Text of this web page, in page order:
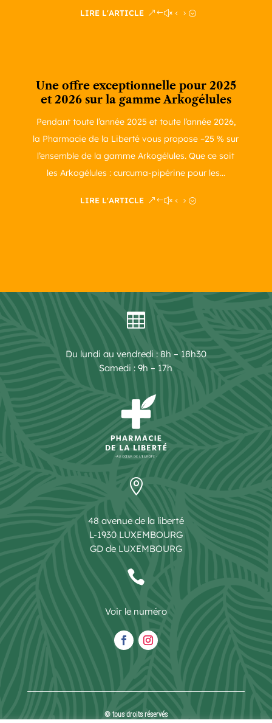
LIRE L'ARTICLE
Une offre exceptionnelle pour 2025
et 2026 sur la gamme Arkogélules
Pendant toute l’année 2025 et toute l’année 2026,
la Pharmacie de la Liberté vous propose –25 % sur
l’ensemble de la gamme Arkogélules. Que ce soit
les Arkogélules : curcuma-pipérine pour les...
LIRE L'ARTICLE

Du lundi au vendredi : 8h – 18h30
Samedi : 9h – 17h

48 avenue de la liberté
L-1930 LUXEMBOURG
GD de LUXEMBOURG

Voir le numéro
© tous droits réservés